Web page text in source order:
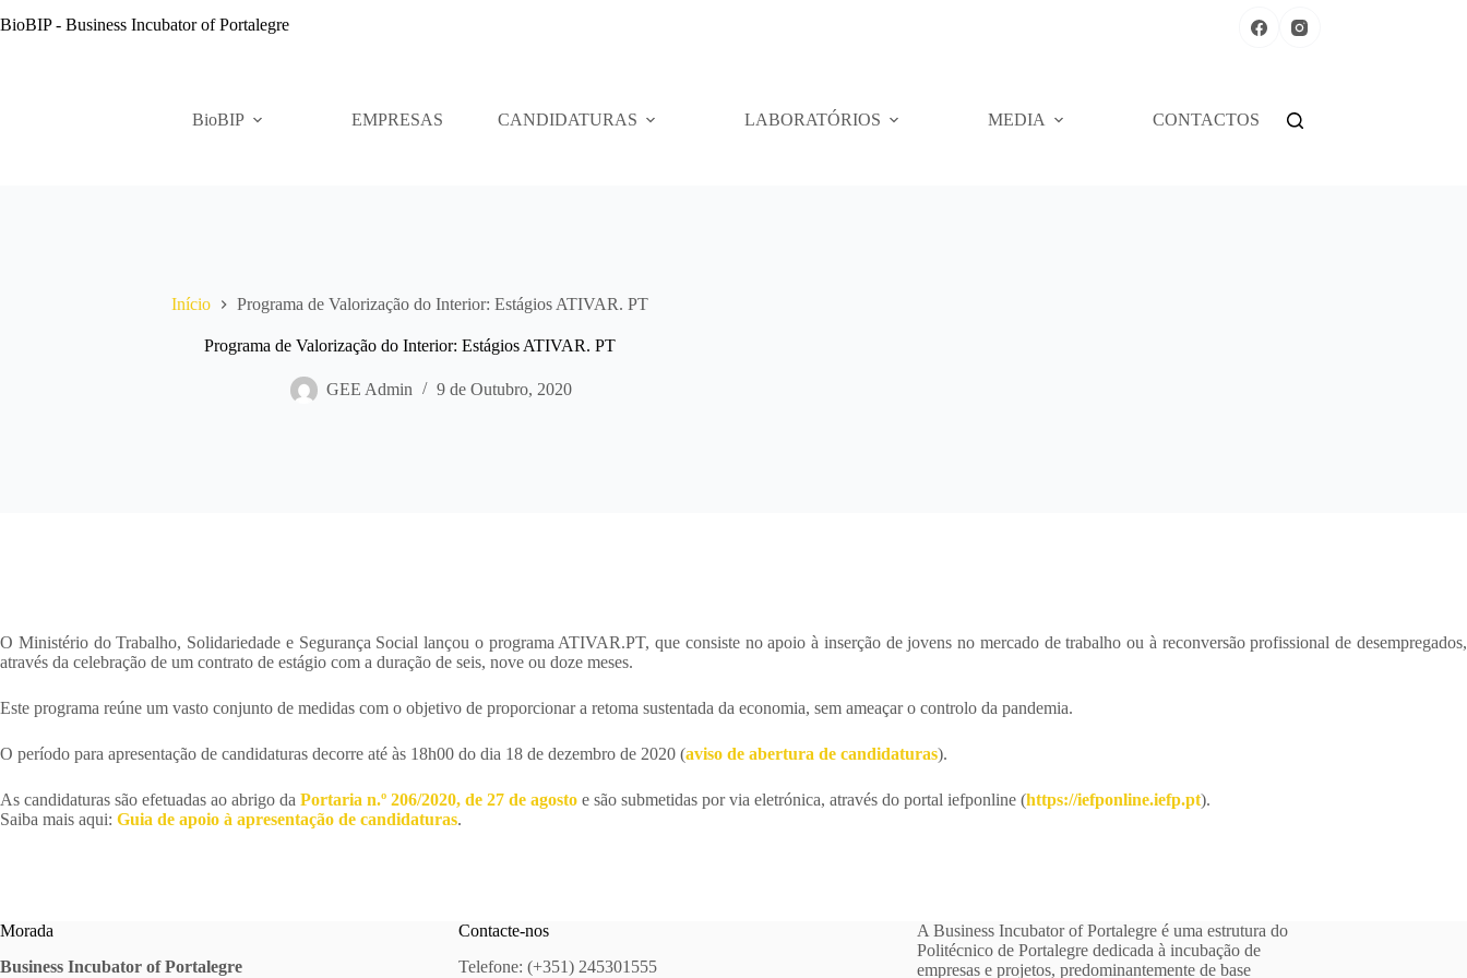
para
BioBIP - Business Incubator of Portalegre
BioBIP EMPRESAS CANDIDATURAS LABORATÓRIOS MEDIA CONTACTOS
Início Programa de Valorização do Interior: Estágios ATIVAR. PT
Programa de Valorização do Interior: Estágios ATIVAR. PT
GEE Admin 9 de Outubro, 2020
O Ministério do Trabalho, Solidariedade e Segurança Social lançou o programa ATIVAR.PT, que consiste no apoio à inserção de jovens no mercado de trabalho ou à reconversão profissional de desempregados,
através da celebração de um contrato de estágio com a duração de seis, nove ou doze meses.
Este programa reúne um vasto conjunto de medidas com o objetivo de proporcionar a retoma sustentada da economia, sem ameaçar o controlo da pandemia.
O período para apresentação de candidaturas decorre até às 18h00 do dia 18 de dezembro de 2020 (aviso de abertura de candidaturas).
As candidaturas são efetuadas ao abrigo da Portaria n.º 206/2020, de 27 de agosto e são submetidas por via eletrónica, através do portal iefponline (https://iefponline.iefp.pt).
Saiba mais aqui: Guia de apoio à apresentação de candidaturas.
Morada
Business Incubator of Portalegre
Contacte-nos
Telefone: (+351) 245301555
A Business Incubator of Portalegre é uma estrutura do
Politécnico de Portalegre dedicada à incubação de
empresas e projetos, predominantemente de base